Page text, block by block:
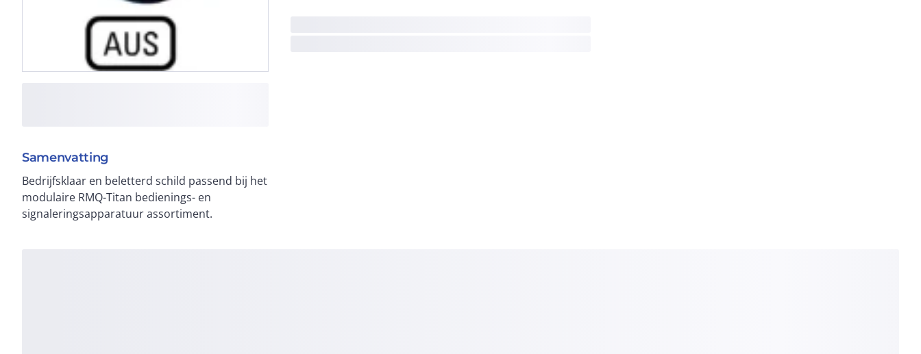
Samenvatting
Bedrijfsklaar en beletterd schild passend bij het
modulaire RMQ-Titan bedienings- en
signaleringsapparatuur assortiment.